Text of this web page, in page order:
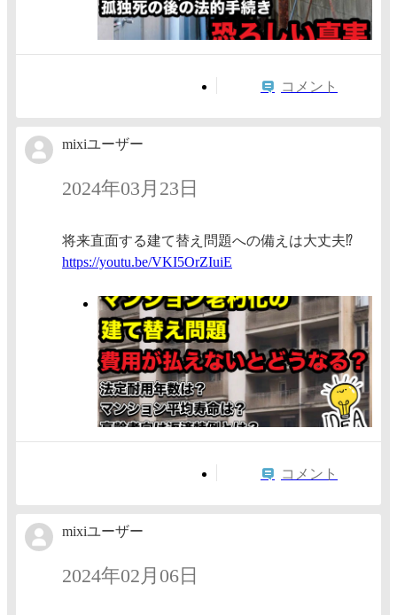
コメント
mixiユーザー
2024年03月23日
将来直面する建て替え問題への備えは大丈夫⁉️
https://youtu.be/VKI5OrZIuiE
コメント
mixiユーザー
2024年02月06日